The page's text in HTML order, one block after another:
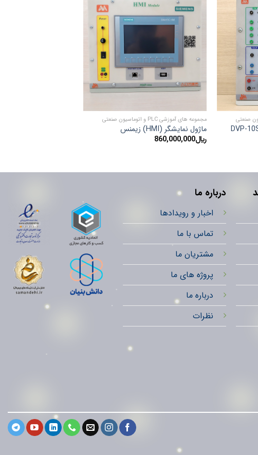
WISHLIST
ADD TO
WISHLIST
مجموعه های آموزشی PLC و اتوماسیون صنعتی
ماژول نمایشگر (HMI) زیمنس
﷼860,000,000
درباره ما
اخبار و رویدادها
تماس با ما
مشتریان ما
پروژه های ما
درباره ما
نظرات